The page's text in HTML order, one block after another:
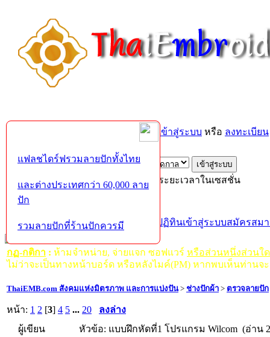
กรุณา เข้าสู่ระบบ หรือ ลงทะเบียน
เข้าสู่ระบบด้วยชื่อผู้ใช้ รหัสผ่าน และระยะเวลาในเซสชั่น
หน้าแรก เว็บบอร์ด ช่วยเหลือ ปฏิทินเข้าสู่ระบบสมัครสม
กฏ-กติกา : ห้ามจำหน่าย, จ่ายแจก ซอฟแวร์ หรือส่วนหนึ่งส่วนใ
ไม่ว่าจะเป็นทางหน้าบอร์ด หรือหลังไมค์(PM) หากพบเห็นท่านจ
ThaiEMB.com สังคมแห่งมิตรภาพ และการแบ่งปัน> ช่างปักผ้า > ตรวจลายปัก
หน้า: 1 2 [3] 4 5 ... 20
ลงล่าง
ผู้เขียน
หัวข้อ: แบบฝึกหัดที่1 โปรแกรม Wilcom (อ่าน
แฟลชไดร์ฟรวมลายปักทั้งไทย
และต่างประเทศกว่า 60,000 ลาย
ปัก
รวมลายปักที่ร้านปักควรมี